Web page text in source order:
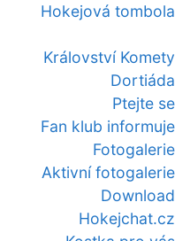
Hokejová tombola
Království Komety
Dortiáda
Ptejte se
Fan klub informuje
Fotogalerie
Aktivní fotogalerie
Download
Hokejchat.cz